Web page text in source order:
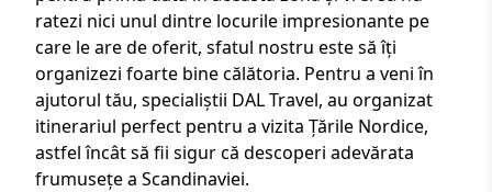
ratezi nici unul dintre locurile impresionante pe
care le are de oferit, sfatul nostru este să îți
organizezi foarte bine călătoria. Pentru a veni în
ajutorul tău, specialiștii DAL Travel, au organizat
itinerariul perfect pentru a vizita Țările Nordice,
astfel încât să fii sigur că descoperi adevărata
frumusețe a Scandinaviei.